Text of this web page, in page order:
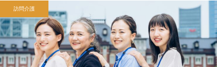
訪問介護